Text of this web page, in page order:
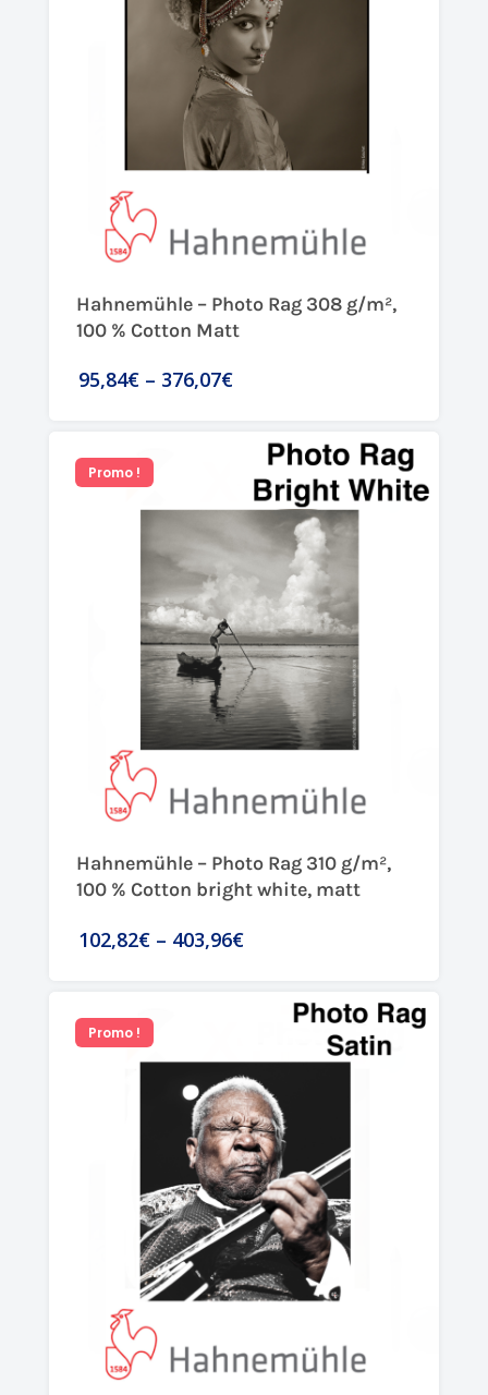
Hahnemühle – Photo Rag 308 g/m²,
100 % Cotton Matt
95,84€ – 376,07€
Promo !
Hahnemühle – Photo Rag 310 g/m²,
100 % Cotton bright white, matt
102,82€ – 403,96€
Promo !